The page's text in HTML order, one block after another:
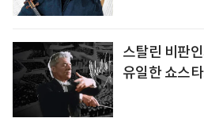
스탈린 비판
유일한 쇼스